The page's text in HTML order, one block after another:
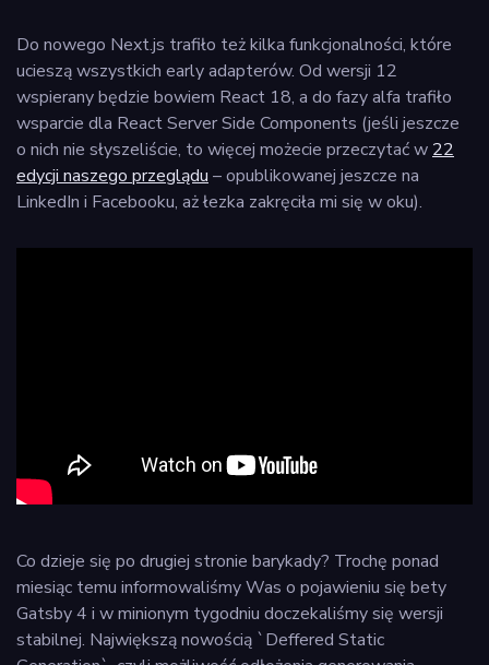
Do nowego Next.js trafiło też kilka funkcjonalności, które
ucieszą wszystkich early adapterów. Od wersji 12
wspierany będzie bowiem React 18, a do fazy alfa trafiło
wsparcie dla React Server Side Components (jeśli jeszcze
o nich nie słyszeliście, to więcej możecie przeczytać w 22
edycji naszego przeglądu – opublikowanej jeszcze na
LinkedIn i Facebooku, aż łezka zakręciła mi się w oku).
Co dzieje się po drugiej stronie barykady? Trochę ponad
miesiąc temu informowaliśmy Was o pojawieniu się bety
Gatsby 4 i w minionym tygodniu doczekaliśmy się wersji
stabilnej. Największą nowością `Deffered Static